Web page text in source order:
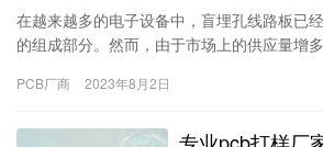
在越来越多的电子设备中，盲埋孔线路板已
的组成部分。然而，由于市场上的供应量增
线路…
PCB厂商 2023年8月2日